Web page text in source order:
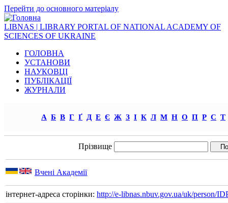
Перейти до основного матеріалу
LIBNAS | LIBRARY PORTAL OF NATIONAL ACADEMY OF
SCIENCES OF UKRAINE
ГОЛОВНА
УСТАНОВИ
НАУКОВЦІ
ПУБЛІКАЦІЇ
ЖУРНАЛИ
А Б В Г Ґ Д Е Є Ж З І К Л М Н О П Р С Т
Прізвище
Вчені Академії
інтернет-адреса сторінки: http://e-libnas.nbuv.gov.ua/uk/person/